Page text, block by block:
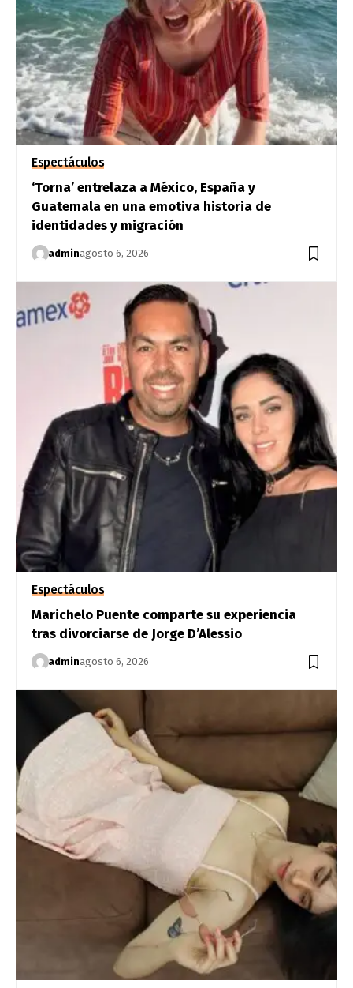
Espectáculos
‘Torna’ entrelaza a México, España y
Guatemala en una emotiva historia de
identidades y migración
adminagosto 6, 2026
Espectáculos
Marichelo Puente comparte su experiencia
tras divorciarse de Jorge D’Alessio
adminagosto 6, 2026